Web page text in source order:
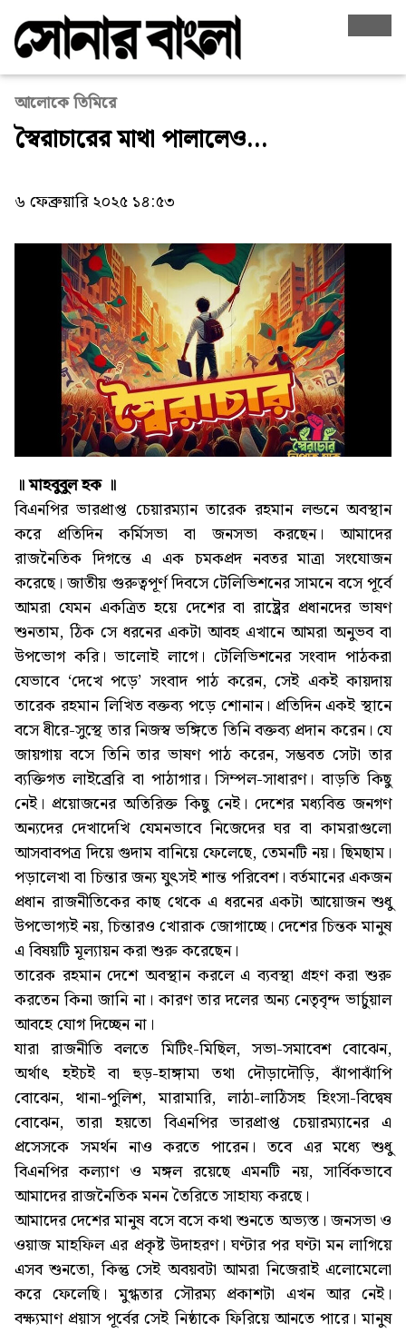
আলোকে তিমিরে
স্বৈরাচারের মাথা পালালেও…
৬ ফেব্রুয়ারি ২০২৫ ১৪:৫৩
॥ মাহবুবুল হক ॥
বিএনপির ভারপ্রাপ্ত চেয়ারম্যান তারেক রহমান লন্ডনে অবস্থান
করে প্রতিদিন কর্মিসভা বা জনসভা করছেন। আমাদের
রাজনৈতিক দিগন্তে এ এক চমকপ্রদ নবতর মাত্রা সংযোজন
করেছে। জাতীয় গুরুত্বপূর্ণ দিবসে টেলিভিশনের সামনে বসে পূর্বে
আমরা যেমন একত্রিত হয়ে দেশের বা রাষ্ট্রের প্রধানদের ভাষণ
শুনতাম, ঠিক সে ধরনের একটা আবহ এখানে আমরা অনুভব বা
উপভোগ করি। ভালোই লাগে। টেলিভিশনের সংবাদ পাঠকরা
যেভাবে ‘দেখে পড়ে’ সংবাদ পাঠ করেন, সেই একই কায়দায়
তারেক রহমান লিখিত বক্তব্য পড়ে শোনান। প্রতিদিন একই স্থানে
বসে ধীরে-সুস্থে তার নিজস্ব ভঙ্গিতে তিনি বক্তব্য প্রদান করেন। যে
জায়গায় বসে তিনি তার ভাষণ পাঠ করেন, সম্ভবত সেটা তার
ব্যক্তিগত লাইব্রেরি বা পাঠাগার। সিম্পল-সাধারণ। বাড়তি কিছু
নেই। প্রয়োজনের অতিরিক্ত কিছু নেই। দেশের মধ্যবিত্ত জনগণ
অন্যদের দেখাদেখি যেমনভাবে নিজেদের ঘর বা কামরাগুলো
আসবাবপত্র দিয়ে গুদাম বানিয়ে ফেলেছে, তেমনটি নয়। ছিমছাম।
পড়ালেখা বা চিন্তার জন্য যুৎসই শান্ত পরিবেশ। বর্তমানের একজন
প্রধান রাজনীতিকের কাছ থেকে এ ধরনের একটা আয়োজন শুধু
উপভোগ্যই নয়, চিন্তারও খোরাক জোগাচ্ছে। দেশের চিন্তক মানুষ
এ বিষয়টি মূল্যায়ন করা শুরু করেছেন।
তারেক রহমান দেশে অবস্থান করলে এ ব্যবস্থা গ্রহণ করা শুরু
করতেন কিনা জানি না। কারণ তার দলের অন্য নেতৃবৃন্দ ভার্চুয়াল
আবহে যোগ দিচ্ছেন না।
যারা রাজনীতি বলতে মিটিং-মিছিল, সভা-সমাবেশ বোঝেন,
অর্থাৎ হইচই বা হুড়-হাঙ্গামা তথা দৌড়াদৌড়ি, ঝাঁপাঝাঁপি
বোঝেন, থানা-পুলিশ, মারামারি, লাঠা-লাঠিসহ হিংসা-বিদ্বেষ
বোঝেন, তারা হয়তো বিএনপির ভারপ্রাপ্ত চেয়ারম্যানের এ
প্রসেসকে সমর্থন নাও করতে পারেন। তবে এর মধ্যে শুধু
বিএনপির কল্যাণ ও মঙ্গল রয়েছে এমনটি নয়, সার্বিকভাবে
আমাদের রাজনৈতিক মনন তৈরিতে সাহায্য করছে।
আমাদের দেশের মানুষ বসে বসে কথা শুনতে অভ্যস্ত। জনসভা ও
ওয়াজ মাহফিল এর প্রকৃষ্ট উদাহরণ। ঘণ্টার পর ঘণ্টা মন লাগিয়ে
এসব শুনতো, কিন্তু সেই অবয়বটা আমরা নিজেরাই এলোমেলো
করে ফেলেছি। মুগ্ধতার সৌরম্য প্রকাশটা এখন আর নেই।
বক্ষ্যমাণ প্রয়াস পূর্বের সেই নিষ্ঠাকে ফিরিয়ে আনতে পারে। মানুষ